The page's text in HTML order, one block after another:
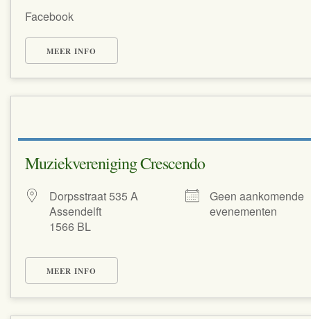
Facebook
MEER INFO
Muziekvereniging Crescendo
Dorpsstraat 535 A
Assendelft
1566 BL
Geen aankomende
evenementen
MEER INFO